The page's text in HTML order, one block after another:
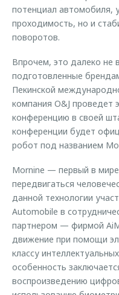
потенциал автомобиля,
проходимость, но и
поворотов.
Впрочем, это далеко не
подготовленные
Пекинской
компания O&J проведет
конференцию в своей
конференции будет
робот под названием
Mornine — первый в
передвигаться
данной технологии
Automobile в
партнером — фирмой
движение при помощи
классу
особенность
воспроизведению